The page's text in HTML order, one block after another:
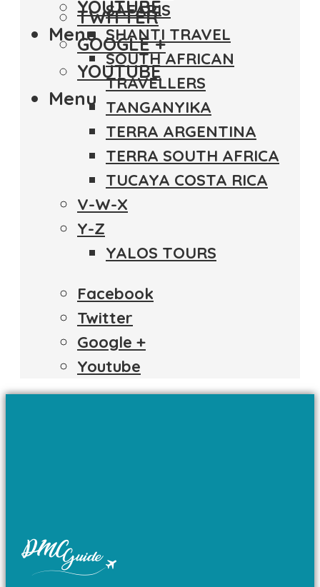
YOUTUBE
Menu
TWITTER
GOOGLE +
YOUTUBE
Menu
SAFARIS
SHANTI TRAVEL
SOUTH AFRICAN
TRAVELLERS
TANGANYIKA
TERRA ARGENTINA
TERRA SOUTH AFRICA
TUCAYA COSTA RICA
V-W-X
Y-Z
YALOS TOURS
Facebook
Twitter
Google +
Youtube